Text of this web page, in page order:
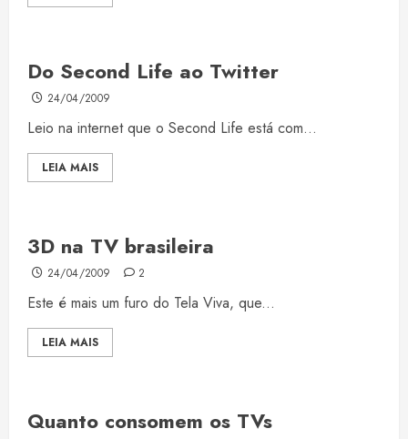
Do Second Life ao Twitter
24/04/2009
Leio na internet que o Second Life está com...
LEIA MAIS
3D na TV brasileira
24/04/2009 2
Este é mais um furo do Tela Viva, que...
LEIA MAIS
Quanto consomem os TVs